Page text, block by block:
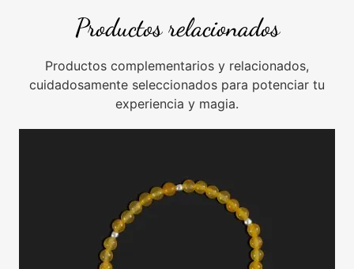
Productos relacionados
Productos complementarios y relacionados,
cuidadosamente seleccionados para potenciar tu
experiencia y magia.